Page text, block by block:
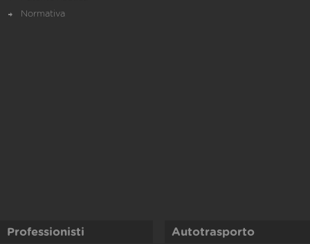
Normativa
Professionisti Autotrasporto